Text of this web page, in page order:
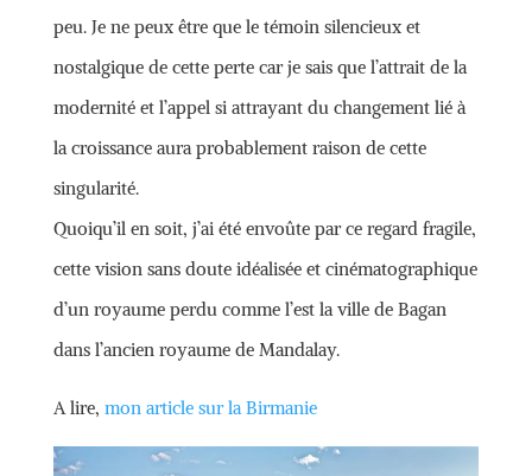
peu. Je ne peux être que le témoin silencieux et
nostalgique de cette perte car je sais que l’attrait de la
modernité et l’appel si attrayant du changement lié à
la croissance aura probablement raison de cette
singularité.
Quoiqu’il en soit, j’ai été envoûte par ce regard fragile,
cette vision sans doute idéalisée et cinématographique
d’un royaume perdu comme l’est la ville de Bagan
dans l’ancien royaume de Mandalay.
A lire, mon article sur la Birmanie